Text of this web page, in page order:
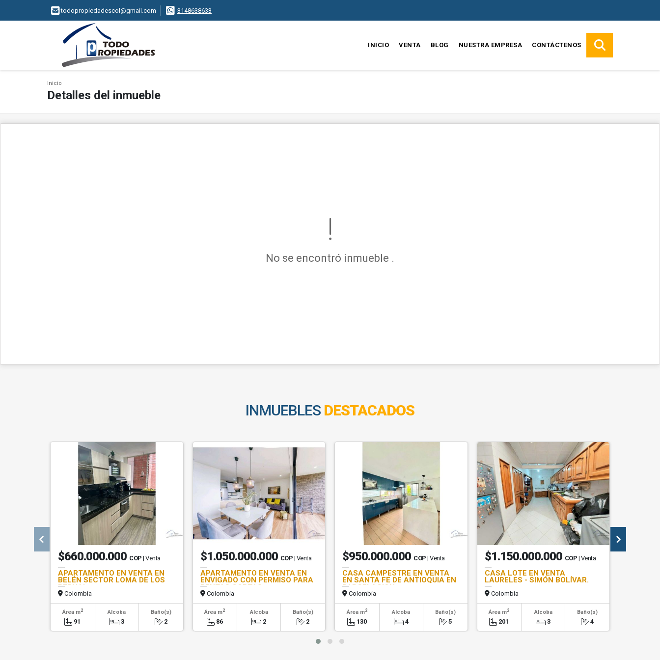
todopropiedadescol@gmail.com 3148638633
INICIO VENTA BLOG NUESTRA EMPRESA CONTÁCTENOS
Inicio
Detalles del inmueble
No se encontró inmueble .
INMUEBLES DESTACADOS
$660.000.000 COP | Venta
APARTAMENTO EN VENTA EN
BELÉN SECTOR LOMA DE LOS
BERNAL
Colombia
Área m2
91
Alcoba
3
Baño(s)
2
$1.050.000.000 COP | Venta
APARTAMENTO EN VENTA EN
ENVIGADO CON PERMISO PARA
RENTAS CORTAS
Colombia
Área m2
86
Alcoba
2
Baño(s)
2
$950.000.000 COP | Venta
CASA CAMPESTRE EN VENTA
EN SANTA FE DE ANTIOQUIA EN
PARCELACION
Colombia
Área m2
130
Alcoba
4
Baño(s)
5
$1.150.000.000 COP | Venta
CASA LOTE EN VENTA
LAURELES - SIMÓN BOLÍVAR.
Colombia
Área m2
201
Alcoba
3
Baño(s)
4